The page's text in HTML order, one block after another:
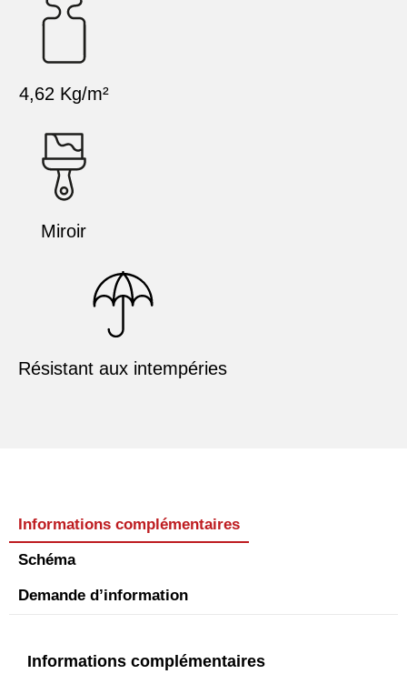
4,62 Kg/m²
Miroir
Résistant aux intempéries
Informations complémentaires
Schéma
Demande d’information
Informations complémentaires